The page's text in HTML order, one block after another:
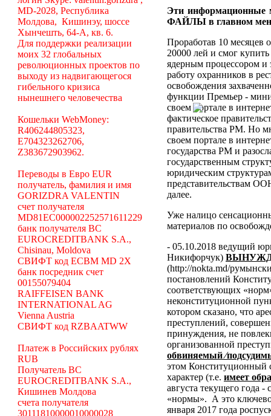
MD-2028, Республика
Молдова, Кишинэу, шоссе
Хынчешть, 64-А, кв. 6.
Для поддержки реализации
моих 32 глобальных
революционных проектов по
выходу из надвигающегося
гибельного кризиса
нынешнего человечества
Кошельки WebMoney:
R406244805323,
E704323262706,
Z383672903962.
Переводы в Евро EUR
получатель, фамилия и имя
GORIZDRA VALENTIN
счет получателя
MD81EC000002252571611229
банк получателя BC
EUROCREDITBANK S.A.,
Chisinau, Moldova
СВИФТ код ECBM MD 2X
банк посредник счет
00155079404
RAIFFEISEN BANK
INTERNATIONAL AG
Vienna Austria
СВИФТ код RZBAATWW
Платеж в Российских рублях
RUB
Получатель BC
EUROCREDITBANK S.A.,
Кишинев Молдова
счета получателя
30111810000010000028
Эти информационные
ФАЙЛЫ в главном
Проработав 10 месяцев
20000 лей и смог
ядерным процессором и
работу охранников в
освобождения
функции Премьер -
своем портале в
фактическое
правительства РМ. Но
своем портале в
государства РМ и
государственным
юридическим
представительствам
далее.
Уже налицо
материалов по
- 05.10.2018 ведущий
Никифорчук)
(http://nokta.md/
постановлений
соответствующих
неконституционной
котором сказано, что
преступлений,
принуждения, не
организованной
обвиняемый
этом Конституционный
характер (т.е. имеет
августа текущего года
«нормы». А это
января 2017 года